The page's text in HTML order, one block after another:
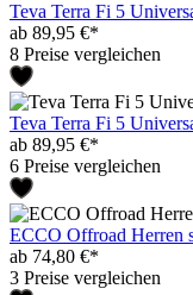
Teva Terra Fi 5
ab 89,95 €*
8 Preise vergleichen
Teva Terra Fi 5
ab 89,95 €*
6 Preise vergleichen
ECCO Offroad Herren
ab 74,80 €*
3 Preise vergleichen